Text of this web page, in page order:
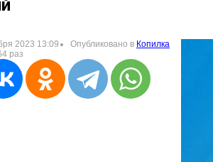
2023 13:09 Опубликовано в Копилка
раз